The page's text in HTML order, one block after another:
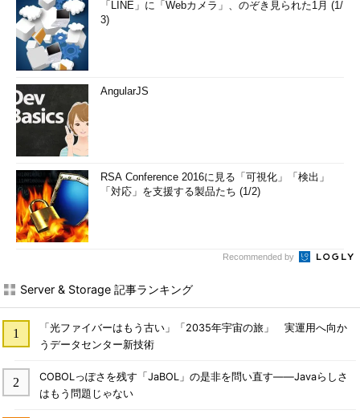
「LINE」に「Webカメラ」、のぞき見られた1月 (1/
3)
AngularJS
RSA Conference 2016に見る「可視化」「検出」
「対応」を支援する製品たち (1/2)
Recommended by
Server & Storage 記事ランキング
「光ファイバーはもう古い」「2035年宇宙の旅」 実運用へ向か
うデータセンター新技術
COBOLっぽさを残す「JaBOL」の是非を問い直す――Javaらしさ
はもう問題じゃない